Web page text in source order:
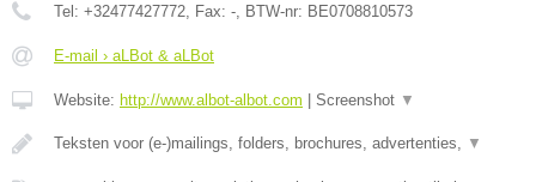
Tel: +32477427772 , Fax: - , BTW-nr: BE0708810573
E-mail › aLBot & aLBot
Website: http://www.albot-albot.com | Screenshot ▼
Teksten voor (e-)mailings, folders, brochures, advertenties, ▼